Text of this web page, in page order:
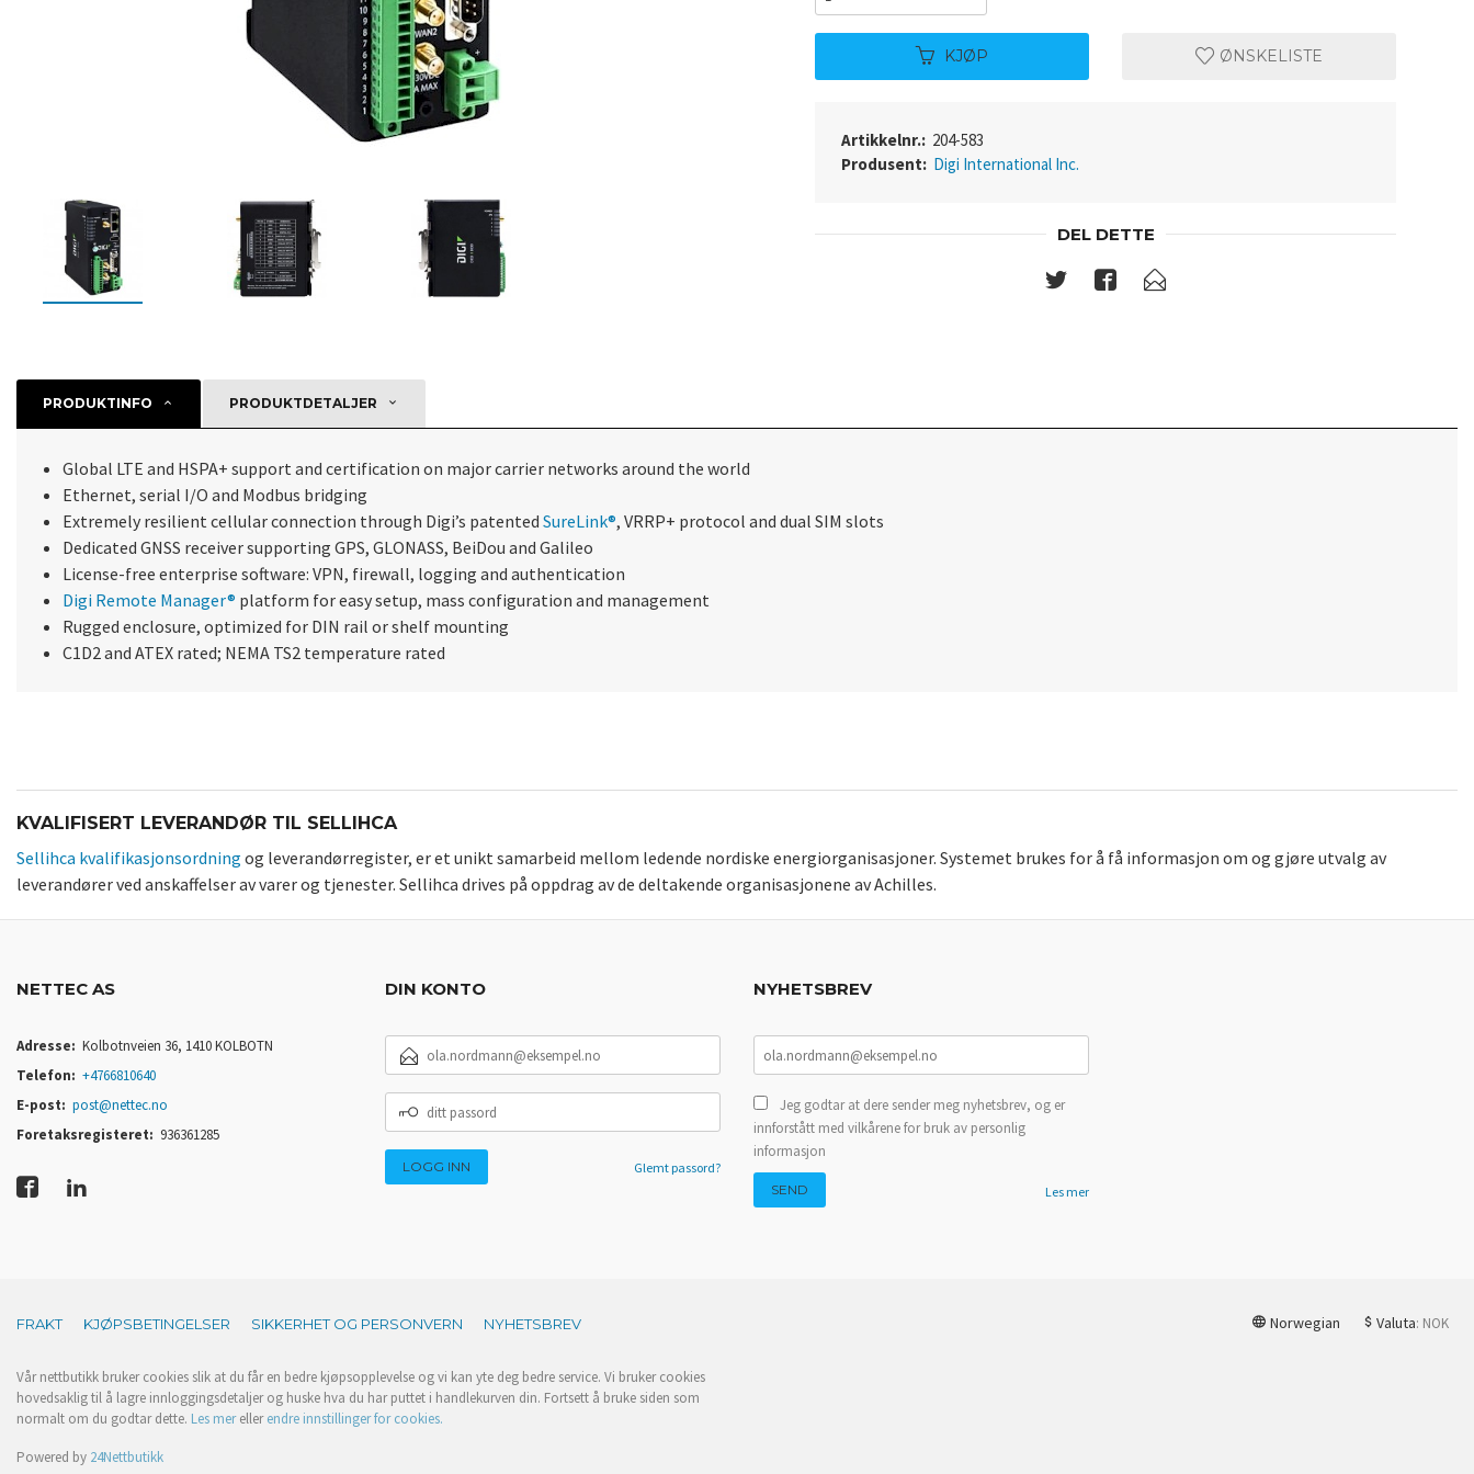
KJØP ØNSKELISTE
Artikkelnr.: 204-583
Produsent: Digi International Inc.
DEL DETTE
PRODUKTINFO PRODUKTDETALJER
Global LTE and HSPA+ support and certification on major carrier networks around the world
Ethernet, serial I/O and Modbus bridging
Extremely resilient cellular connection through Digi’s patented SureLink®, VRRP+ protocol and dual SIM slots
Dedicated GNSS receiver supporting GPS, GLONASS, BeiDou and Galileo
License-free enterprise software: VPN, firewall, logging and authentication
Digi Remote Manager® platform for easy setup, mass configuration and management
Rugged enclosure, optimized for DIN rail or shelf mounting
C1D2 and ATEX rated; NEMA TS2 temperature rated
KVALIFISERT LEVERANDØR TIL SELLIHCA
Sellihca kvalifikasjonsordning og leverandørregister, er et unikt samarbeid mellom ledende nordiske energiorganisasjoner. Systemet brukes for å få informasjon om og gjøre utvalg av
leverandører ved anskaffelser av varer og tjenester. Sellihca drives på oppdrag av de deltakende organisasjonene av Achilles.
NETTEC AS
Adresse: Kolbotnveien 36, 1410 KOLBOTN
Telefon: +4766810640
E-post: post@nettec.no
Foretaksregisteret: 936361285
DIN KONTO
POSTADRESSE
PASSORD
Glemt passord?
NYHETSBREV
Jeg godtar at dere sender meg nyhetsbrev, og er
innforstått med vilkårene for bruk av personlig
informasjon
Les mer
Norwegian Valuta: NOK
FRAKT KJØPSBETINGELSER SIKKERHET OG PERSONVERN NYHETSBREV
Vår nettbutikk bruker cookies slik at du får en bedre kjøpsopplevelse og vi kan yte deg bedre service. Vi bruker cookies
hovedsaklig til å lagre innloggingsdetaljer og huske hva du har puttet i handlekurven din. Fortsett å bruke siden som
normalt om du godtar dette. Les merellerendre innstillinger for cookies.
Powered by 24Nettbutikk